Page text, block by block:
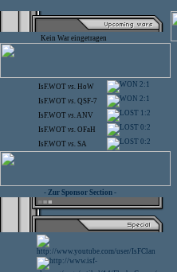
Kein War eingetragen
IsF.WOT vs. HoW 2:1
IsF.WOT vs. QSF-7 2:1
IsF.WOT vs.ANV 1:2
IsF.WOT vs. OFaH 0:2
IsF.WOT vs. SA 0:2
- Zur Sponsor Section -